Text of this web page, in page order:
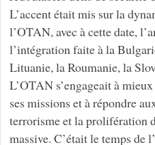
L’accent était mis sur la
l’OTAN, avec à cette date,
l’intégration faite à la
Lituanie, la Roumanie, la
L’OTAN s’engageait à
ses missions et à répondre
terrorisme et la prolifération
massive. C’était le temps de